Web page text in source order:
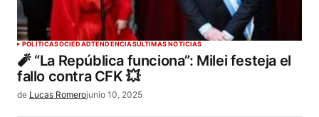
POLÍTICASOCIEDADTENDENCIASÚLTIMAS NOTICIAS
🧨 “La República funciona”: Milei festeja el
fallo contra CFK 💥
de Lucas Romerojunio 10, 2025